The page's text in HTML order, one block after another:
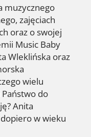
muzycznego
zajęciach
oraz o swojej
Music Baby
Wleklińska oraz
wielu
do
Anita
w wieku